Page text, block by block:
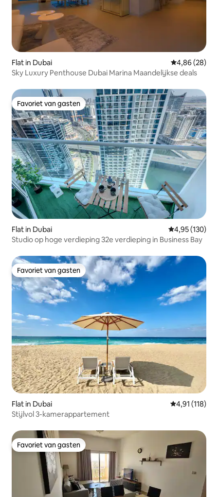
Flat in Dubai Gemiddelde
4,86 (28)
Sky Luxury Penthouse Dubai Marina Maandelijkse deals
Favoriet van gasten
Favoriet van gasten
Flat in Dubai Gemiddelde
4,95 (130)
Studio op hoge verdieping 32e verdieping in Business Bay
Favoriet van gasten
Favoriet van gasten
Flat in Dubai Gemiddelde
4,91 (118)
Stijlvol 3-kamerappartement
Favoriet van gasten
Favoriet van gasten